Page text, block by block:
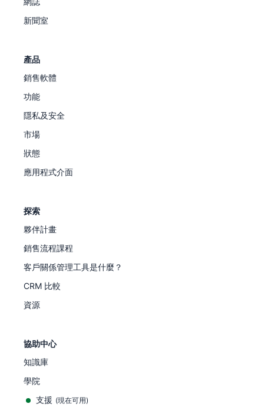
新聞室
產品
銷售軟體
功能
隱私及安全
市場
狀態
應用程式介面
探索
夥伴計畫
銷售流程課程
客戶關係管理工具是什麼？
CRM 比較
資源
協助中心
知識庫
學院
支援 (現在可用)